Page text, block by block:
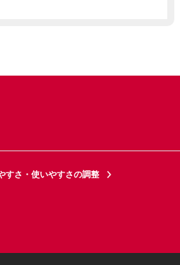
すさ・使いやすさの調整